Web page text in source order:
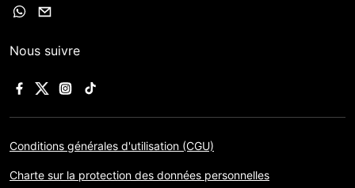
Nous suivre
Conditions générales d'utilisation (CGU)
Charte sur la protection des données personnelles